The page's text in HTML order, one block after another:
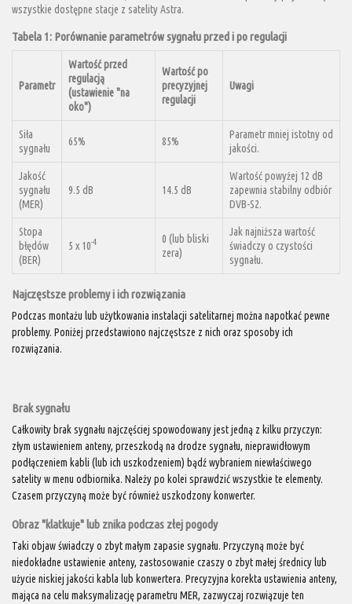
wszystkie dostępne stacje z satelity Astra.
Tabela 1: Porównanie parametrów sygnału przed i po regulacji
Parametr
Wartość przed
regulacją
(ustawienie "na
oko")
Wartość po
precyzyjnej
regulacji
Uwagi
Siła
sygnału
65% 85%
Parametr mniej istotny od
jakości.
Jakość
sygnału
(MER)
9.5 dB 14.5 dB
Wartość powyżej 12 dB
zapewnia stabilny odbiór
DVB-S2.
Stopa
błędów
(BER)
5 x 10-4
0 (lub bliski
zera)
Jak najniższa wartość
świadczy o czystości
sygnału.
Najczęstsze problemy i ich rozwiązania
Podczas montażu lub użytkowania instalacji satelitarnej można napotkać pewne
problemy. Poniżej przedstawiono najczęstsze z nich oraz sposoby ich
rozwiązania.
Brak sygnału
Całkowity brak sygnału najczęściej spowodowany jest jedną z kilku przyczyn:
złym ustawieniem anteny, przeszkodą na drodze sygnału, nieprawidłowym
podłączeniem kabli (lub ich uszkodzeniem) bądź wybraniem niewłaściwego
satelity w menu odbiornika. Należy po kolei sprawdzić wszystkie te elementy.
Czasem przyczyną może być również uszkodzony konwerter.
Obraz "klatkuje" lub znika podczas złej pogody
Taki objaw świadczy o zbyt małym zapasie sygnału. Przyczyną może być
niedokładne ustawienie anteny, zastosowanie czaszy o zbyt małej średnicy lub
użycie niskiej jakości kabla lub konwertera. Precyzyjna korekta ustawienia anteny,
mająca na celu maksymalizację parametru MER, zazwyczaj rozwiązuje ten